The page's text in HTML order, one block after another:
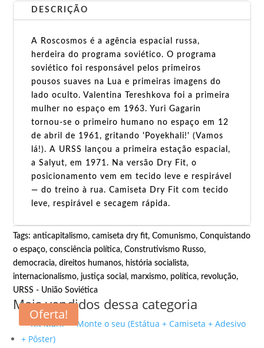
DESCRIÇÃO
A Roscosmos é a agência espacial russa,
herdeira do programa soviético. O programa
soviético foi responsável pelos primeiros
pousos suaves na Lua e primeiras imagens do
lado oculto. Valentina Tereshkova foi a primeira
mulher no espaço em 1963. Yuri Gagarin
tornou-se o primeiro humano no espaço em 12
de abril de 1961, gritando 'Poyekhali!' (Vamos
lá!). A URSS lançou a primeira estação espacial,
a Salyut, em 1971. Na versão Dry Fit, o
posicionamento vem em tecido leve e respirável
— do treino à rua. Camiseta Dry Fit com tecido
leve, respirável e secagem rápida.
Tags:anticapitalismo,camiseta dry fit,Comunismo,Conquistando
o espaço,consciência política,Construtivismo Russo,
democracia,direitos humanos, história socialista,
internacionalismo,justiça social, marxismo, política, revolução,
URSS - União Soviética
Mais vendidos dessa categoria
Oferta!